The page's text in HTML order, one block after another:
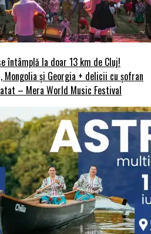
întâmplă la doar 13 km de Cluj!
Mongolia și Georgia + delicii cu șofran
– Mera World Music Festival